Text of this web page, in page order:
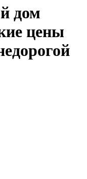
дом
цены